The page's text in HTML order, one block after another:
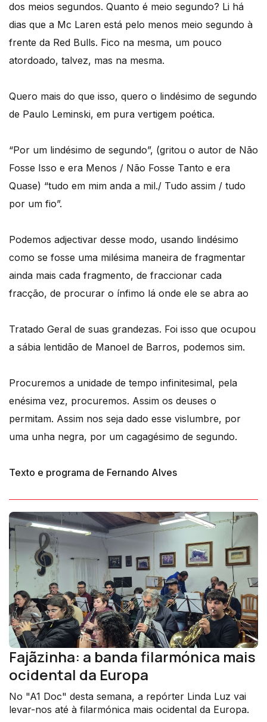
dos meios segundos. Quanto é meio segundo? Li há
dias que a Mc Laren está pelo menos meio segundo à
frente da Red Bulls. Fico na mesma, um pouco
atordoado, talvez, mas na mesma.
Quero mais do que isso, quero o lindésimo de segundo
de Paulo Leminski, em pura vertigem poética.
“Por um lindésimo de segundo”, (gritou o autor de Não
Fosse Isso e era Menos / Não Fosse Tanto e era
Quase) “tudo em mim anda a mil./ Tudo assim / tudo
por um fio”.
Podemos adjectivar desse modo, usando lindésimo
como se fosse uma milésima maneira de fragmentar
ainda mais cada fragmento, de fraccionar cada
fracção, de procurar o ínfimo lá onde ele se abra ao
Tratado Geral de suas grandezas. Foi isso que ocupou
a sábia lentidão de Manoel de Barros, podemos sim.
Procuremos a unidade de tempo infinitesimal, pela
enésima vez, procuremos. Assim os deuses o
permitam. Assim nos seja dado esse vislumbre, por
uma unha negra, por um cagagésimo de segundo.
Texto e programa de Fernando Alves
Fajãzinha: a banda filarmónica mais
ocidental da Europa
No "A1 Doc" desta semana, a repórter Linda Luz vai
levar-nos até à filarmónica mais ocidental da Europa.